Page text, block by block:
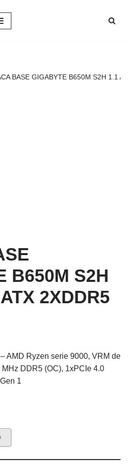
BASE GIGABYTE B650M S2H 1.1
B650M S2H
2XDDR5
AMD Ryzen serie 9000, VRM de
DDR5 (OC), 1xPCIe 4.0
1